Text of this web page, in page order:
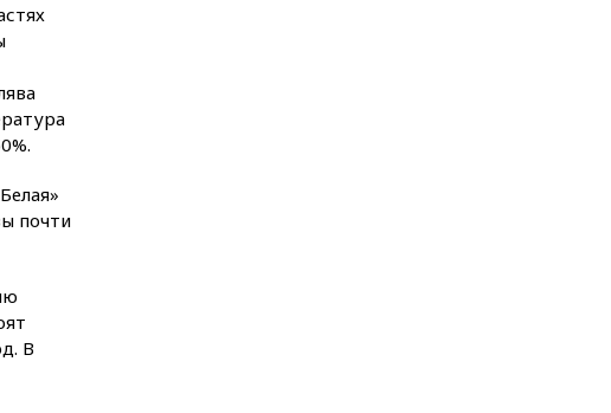
почти
В